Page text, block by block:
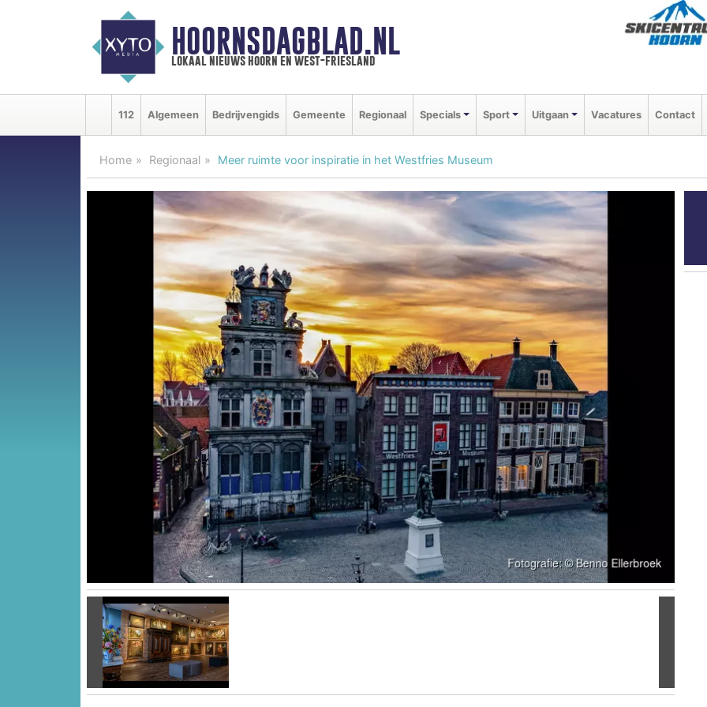
HOORNSDAGBLAD.NL
lokaal nieuws hoorn en west-friesland
112 Algemeen Bedrijvengids Gemeente Regionaal Specials Sport Uitgaan Vacatures Contact
Home Regionaal Meer ruimte voor inspiratie in het Westfries Museum
Vorige